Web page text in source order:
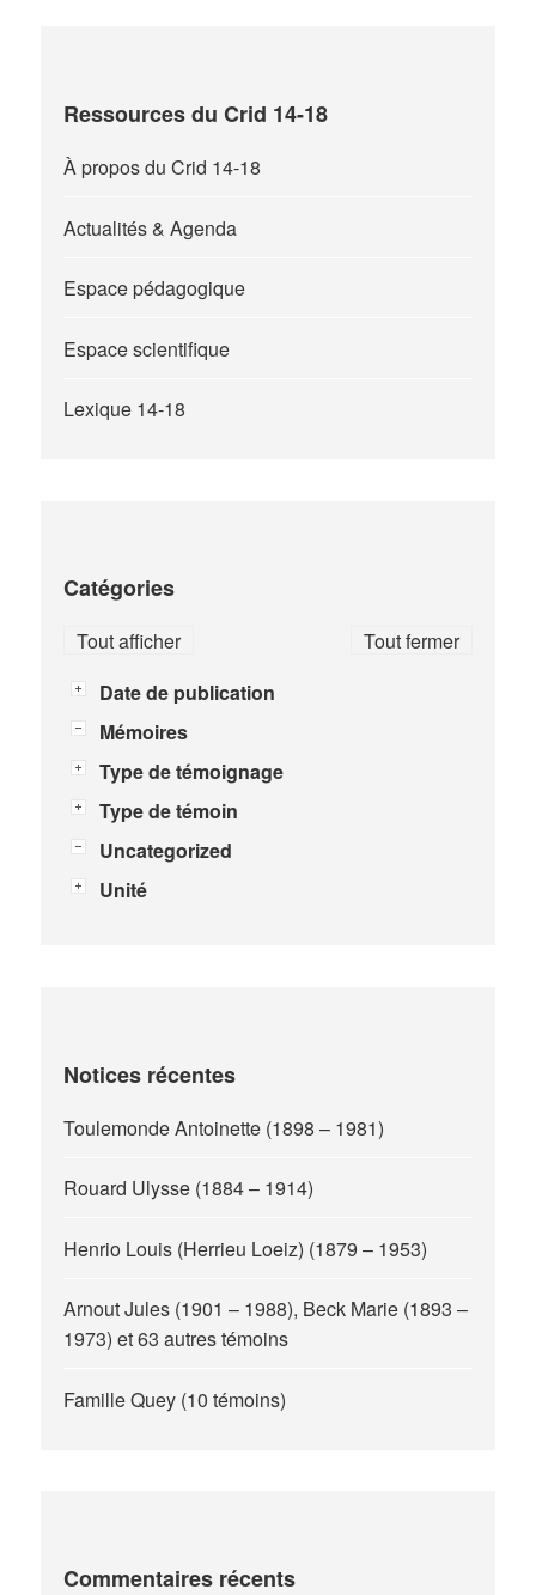
Ressources du Crid 14-18
À propos du Crid 14-18
Actualités & Agenda
Espace pédagogique
Espace scientifique
Lexique 14-18
Catégories
Tout fermer
Tout afficher
Date de publication
Mémoires
Type de témoignage
Type de témoin
Uncategorized
Unité
Notices récentes
Toulemonde Antoinette (1898 – 1981)
Rouard Ulysse (1884 – 1914)
Henrio Louis (Herrieu Loeiz) (1879 – 1953)
Arnout Jules (1901 – 1988), Beck Marie (1893 –
1973) et 63 autres témoins
Famille Quey (10 témoins)
Commentaires récents